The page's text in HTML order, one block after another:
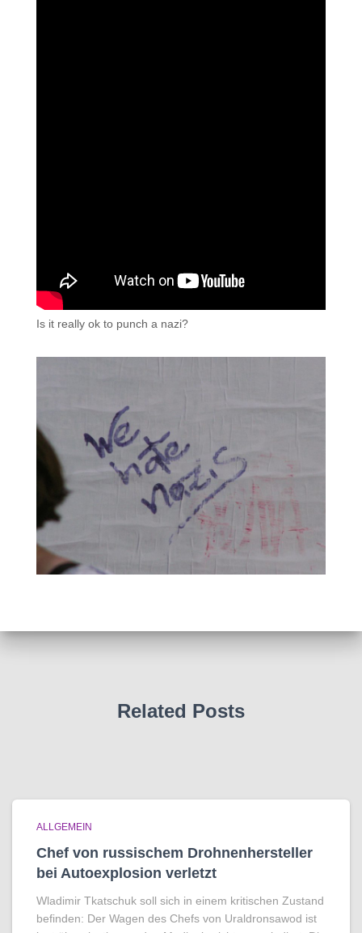
Is it really ok to punch a nazi?
Related Posts
ALLGEMEIN
Chef von russischem Drohnenhersteller
bei Autoexplosion verletzt
Wladimir Tkatschuk soll sich in einem kritischen Zustand
befinden: Der Wagen des Chefs von Uraldronsawod ist